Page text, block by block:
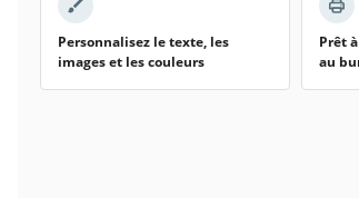
Personnalisez le texte, les
images et les couleurs
Prêt
au